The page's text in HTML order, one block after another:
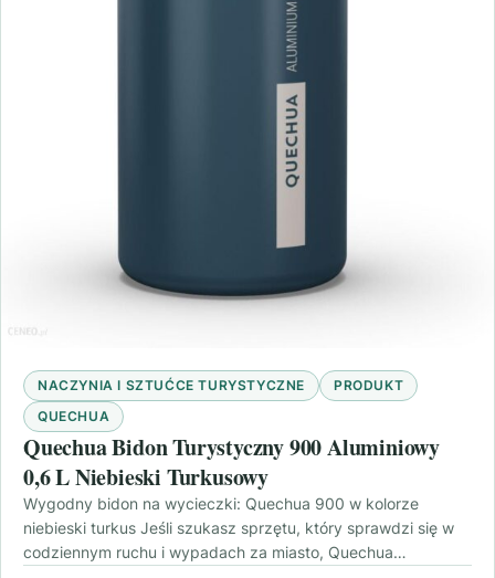
NACZYNIA I SZTUĆCE TURYSTYCZNE
PRODUKT
QUECHUA
Quechua Bidon Turystyczny 900 Aluminiowy
0,6 L Niebieski Turkusowy
Wygodny bidon na wycieczki: Quechua 900 w kolorze
niebieski turkus Jeśli szukasz sprzętu, który sprawdzi się w
codziennym ruchu i wypadach za miasto, Quechua…